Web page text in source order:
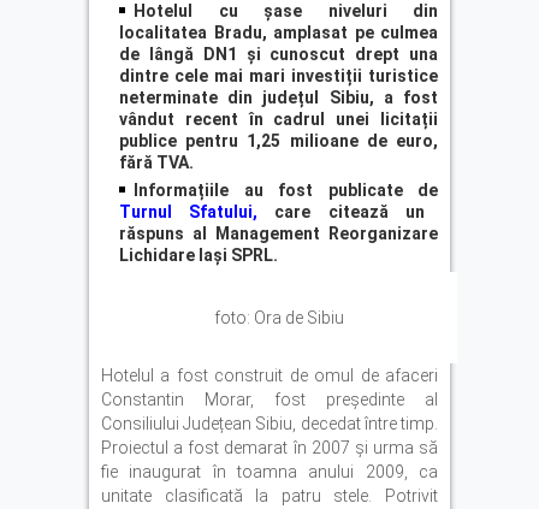
Hotelul cu șase niveluri din
localitatea Bradu, amplasat pe culmea
de lângă DN1 și cunoscut drept una
dintre cele mai mari investiții turistice
neterminate din județul Sibiu, a fost
vândut recent în cadrul unei licitații
publice pentru 1,25 milioane de euro,
fără TVA.
Informațiile au fost publicate de
Turnul Sfatului, care citează un
răspuns al Management Reorganizare
Lichidare Iași SPRL.
foto: Ora de Sibiu
Hotelul a fost construit de omul de afaceri
Constantin Morar, fost președinte al
Consiliului Județean Sibiu, decedat între timp.
Proiectul a fost demarat în 2007 și urma să
fie inaugurat în toamna anului 2009, ca
unitate clasificată la patru stele. Potrivit